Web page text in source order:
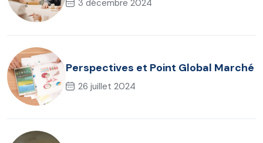
3 décembre 2024
Perspectives et Point Global Marché
26 juillet 2024